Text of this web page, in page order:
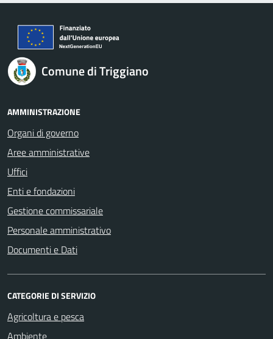
Comune di Triggiano
AMMINISTRAZIONE
Organi di governo
Aree amministrative
Uffici
Enti e fondazioni
Gestione commissariale
Personale amministrativo
Documenti e Dati
CATEGORIE DI SERVIZIO
Agricoltura e pesca
Ambiente